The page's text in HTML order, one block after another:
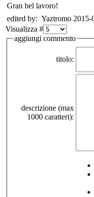
Gran bel lavoro!
edited by: Yaztromo 2015-
Visualizza #
aggiungi commento
titolo:
descrizione (max
1000 caratteri):